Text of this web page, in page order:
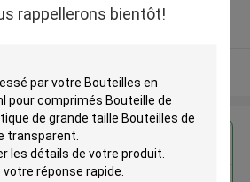
rappellerons bientôt!
vérifié